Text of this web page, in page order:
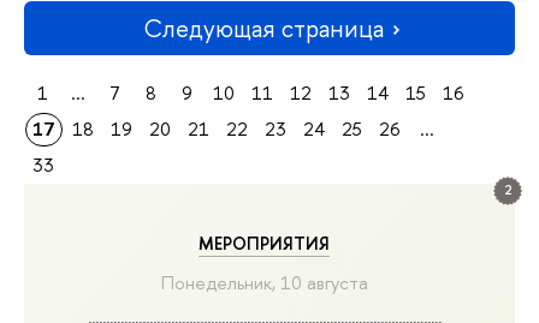
2
МЕРОПРИЯТИЯ
Понедельник, 10 августа
Следующая страница
1 ... 7 8 9 10 11 12 13 14 15
16
17
18 19 20 21 22 23 24 25 26
...
33